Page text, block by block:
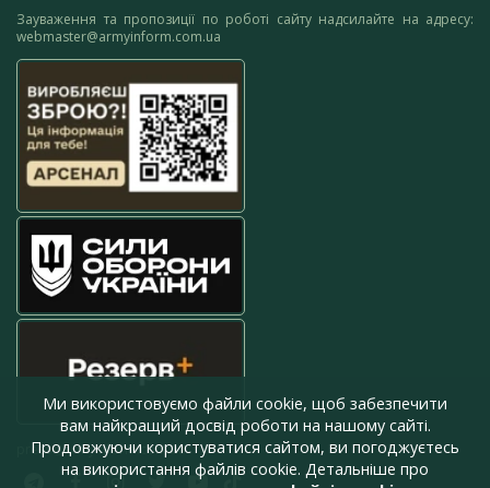
Зауваження та пропозиції по роботі сайту надсилайте на адресу:
webmaster@armyinform.com.ua
press@armyinform.com.ua
Ми використовуємо файли cookie, щоб забезпечити
вам найкращий досвід роботи на нашому сайті.
Продовжуючи користуватися сайтом, ви погоджуєтесь
на використання файлів cookie. Детальніше про